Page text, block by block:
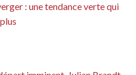
: une tendance verte qui